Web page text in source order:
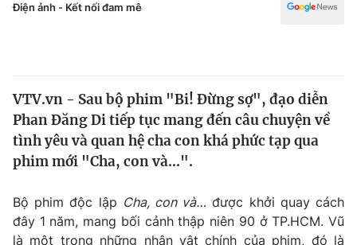
Pháp luật
Thế giới
Tin tức
Thế giới đó đây
Câu chuyện quốc tế
Kinh tế
Thị trường
Dữ liệu và đời sống
Điện ảnh - Kết nối đam mê
VTV.vn - Sau bộ phim "Bi! Đừng sợ", đạo diễn
Phan Đăng Di tiếp tục mang đến câu chuyện về
tình yêu và quan hệ cha con khá phức tạp qua
phim mới "Cha, con và...".
Bộ phim độc lập Cha, con và… được khởi quay cách
đây 1 năm, mang bối cảnh thập niên 90 ở TP.HCM. Vũ
là một trong những nhân vật chính của phim, đó là